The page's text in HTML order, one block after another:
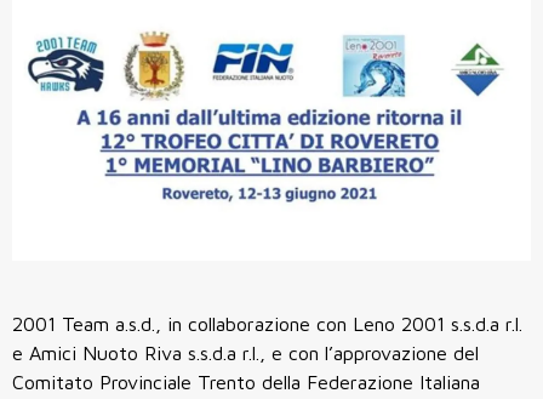
2001 Team a.s.d., in collaborazione con Leno 2001 s.s.d.a r.l.
e Amici Nuoto Riva s.s.d.a r.l., e con l’approvazione del
Comitato Provinciale Trento della Federazione Italiana